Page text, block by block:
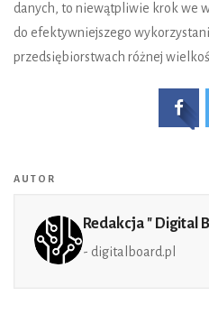
danych, to niewątpliwie krok we
do efektywniejszego
przedsiębiorstwach różnej
AUTOR
Redakcja " Digital
- digitalboard.pl